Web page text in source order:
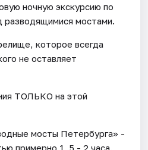
ночную экскурсию по
разводящимися мостами.
которое всегда
не оставляет
ТОЛЬКО на этой
мосты Петербурга» -
примерно 1, 5 - 2 часа.